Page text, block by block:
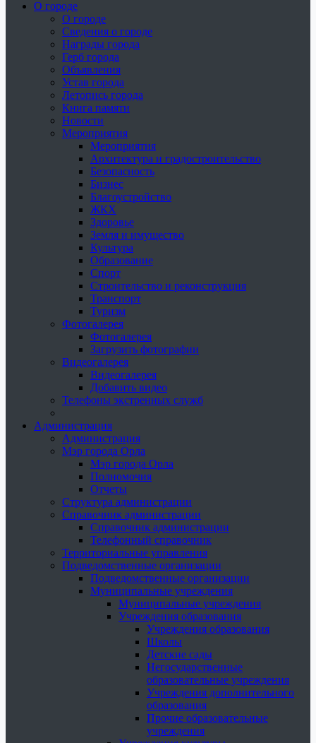
О городе
О городе
Сведения о городе
Награды города
Герб города
Объявления
Устав города
Летопись города
Книга памяти
Новости
Мероприятия
Мероприятия
Архитектура и градостроительство
Безопасность
Бизнес
Благоустройство
ЖКХ
Здоровье
Земля и имущество
Культура
Образование
Спорт
Строительство и реконструкция
Транспорт
Туризм
Фотогалерея
Фотогалерея
Загрузить фотографии
Видеогалерея
Видеогалерея
Добавить видео
Телефоны экстренных служб
Администрация
Администрация
Мэр города Орла
Мэр города Орла
Полномочия
Отчеты
Структура администрации
Справочник администрации
Справочник администрации
Телефонный справочник
Территориальные управления
Подведомственные организации
Подведомственные организации
Муниципальные учреждения
Муниципальные учреждения
Учреждения образования
Учреждения образования
Школы
Детские сады
Негосударственные
образовательные учреждения
Учреждения дополнительного
образования
Прочие образовательные
учреждения